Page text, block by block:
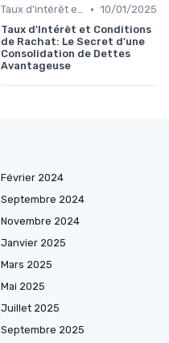
Taux d'intérêt et conditions • 10/01/2025
Taux d'Intérêt et Conditions
de Rachat: Le Secret d'une
Consolidation de Dettes
Avantageuse
Février 2024
Septembre 2024
Novembre 2024
Janvier 2025
Mars 2025
Mai 2025
Juillet 2025
Septembre 2025